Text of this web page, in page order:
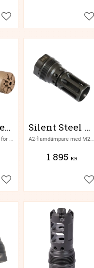
Lägg till i favoriter
Streamer, Gen 2
Lägg till i favoriter
Silent Steel A2 Flamdämpare
A2-flamdämpare med M27 snabbgänga från finska Silent Steel
1 895 KR